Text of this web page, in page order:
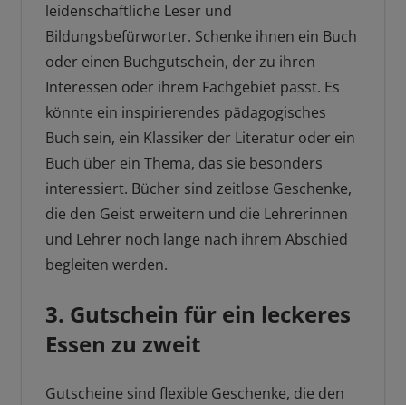
leidenschaftliche Leser und
Bildungsbefürworter. Schenke ihnen ein Buch
oder einen Buchgutschein, der zu ihren
Interessen oder ihrem Fachgebiet passt. Es
könnte ein inspirierendes pädagogisches
Buch sein, ein Klassiker der Literatur oder ein
Buch über ein Thema, das sie besonders
interessiert. Bücher sind zeitlose Geschenke,
die den Geist erweitern und die Lehrerinnen
und Lehrer noch lange nach ihrem Abschied
begleiten werden.
3. Gutschein für ein leckeres
Essen zu zweit
Gutscheine sind flexible Geschenke, die den